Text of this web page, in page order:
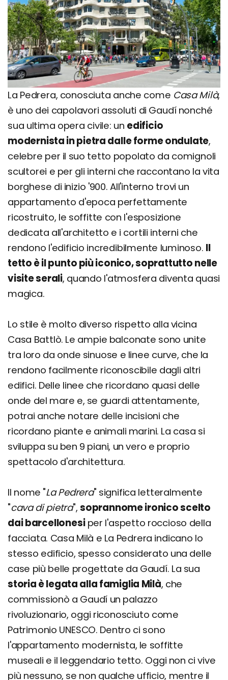
La Pedrera, conosciuta anche come Casa Milà,
è uno dei capolavori assoluti di Gaudí nonché
sua ultima opera civile: un edificio
modernista in pietra dalle forme ondulate,
celebre per il suo tetto popolato da comignoli
scultorei e per gli interni che raccontano la vita
borghese di inizio '900. All'interno trovi un
appartamento d'epoca perfettamente
ricostruito, le soffitte con l'esposizione
dedicata all'architetto e i cortili interni che
rendono l'edificio incredibilmente luminoso. Il
tetto è il punto più iconico, soprattutto nelle
visite serali, quando l'atmosfera diventa quasi
magica.
Lo stile è molto diverso rispetto alla vicina
Casa Battlò. Le ampie balconate sono unite
tra loro da onde sinuose e linee curve, che la
rendono facilmente riconoscibile dagli altri
edifici. Delle linee che ricordano quasi delle
onde del mare e, se guardi attentamente,
potrai anche notare delle incisioni che
ricordano piante e animali marini. La casa si
sviluppa su ben 9 piani, un vero e proprio
spettacolo d'architettura.
Il nome "La Pedrera" significa letteralmente
"cava di pietra", soprannome ironico scelto
dai barcellonesiper l'aspetto roccioso della
facciata. Casa Milà e La Pedrera indicano lo
stesso edificio, spesso considerato una delle
case più belle progettate da Gaudí. La sua
storia è legata alla famiglia Milà, che
commissionò a Gaudí un palazzo
rivoluzionario, oggi riconosciuto come
Patrimonio UNESCO. Dentro ci sono
l'appartamento modernista, le soffitte
museali e il leggendario tetto. Oggi non ci vive
più nessuno, se non qualche ufficio, mentre il